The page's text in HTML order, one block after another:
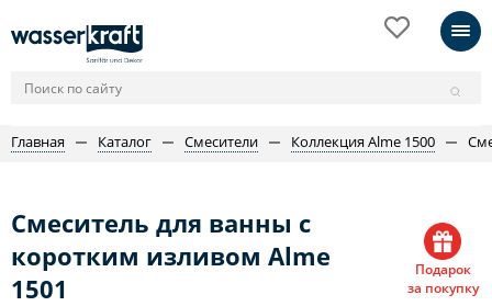
Главная Каталог Смесители Коллекция Alme 1500
Смеситель для ванны с
коротким изливом Alme
1501
Подарок
за покупку